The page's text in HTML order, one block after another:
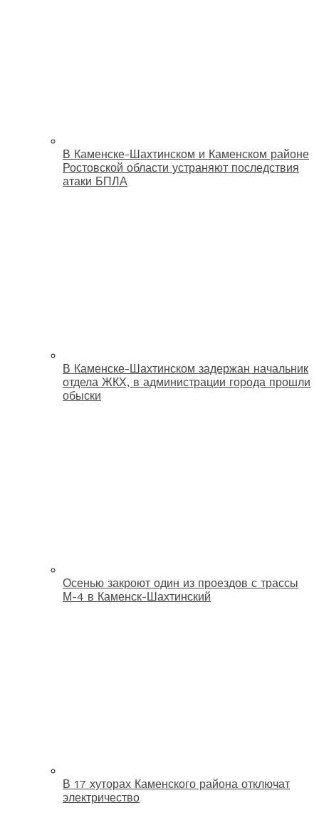
В Каменске-Шахтинском и Каменском районе
Ростовской области устраняют последствия
атаки БПЛА
В Каменске-Шахтинском задержан начальник
отдела ЖКХ, в администрации города прошли
обыски
Осенью закроют один из проездов с трассы
М-4 в Каменск-Шахтинский
В 17 хуторах Каменского района отключат
электричество